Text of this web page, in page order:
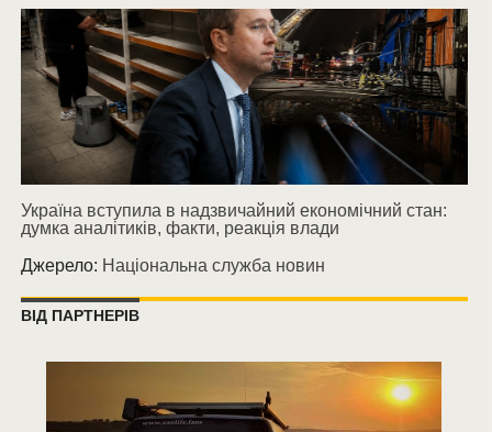
Україна вступила в надзвичайний економічний стан:
думка аналітиків, факти, реакція влади
Джерело: Національна служба новин
ВІД ПАРТНЕРІВ